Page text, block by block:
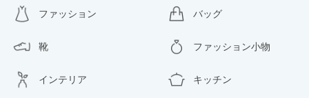
ファッション バッグ
靴 ファッション小物
インテリア キッチン